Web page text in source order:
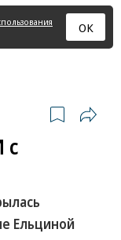
ОК
с
Ельциной